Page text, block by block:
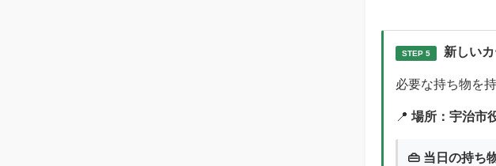
STEP 5 新しい
必要な持ち物を
📍 場所：宇治市
👜 当日の持ち